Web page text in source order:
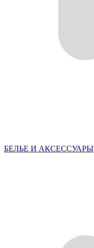
БЕЛЬЕ И АКСЕССУАРЫ